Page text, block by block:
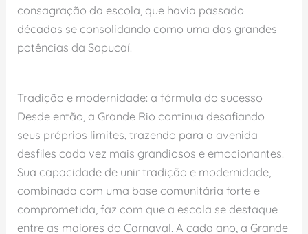
consagração da escola, que havia passado
décadas se consolidando como uma das grandes
potências da Sapucaí.
Tradição e modernidade: a fórmula do sucesso
Desde então, a Grande Rio continua desafiando
seus próprios limites, trazendo para a avenida
desfiles cada vez mais grandiosos e emocionantes.
Sua capacidade de unir tradição e modernidade,
combinada com uma base comunitária forte e
comprometida, faz com que a escola se destaque
entre as maiores do Carnaval. A cada ano, a Grande